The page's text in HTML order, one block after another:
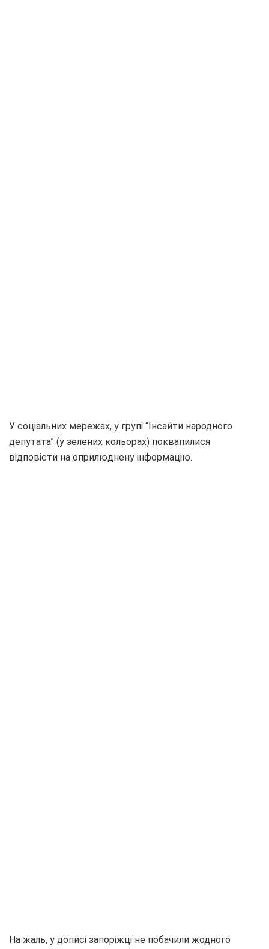
У соціальних мережах, у групі “Інсайти народного
депутата” (у зелених кольорах) поквапилися
відповісти на оприлюднену інформацію.
На жаль, у дописі запоріжці не побачили жодного